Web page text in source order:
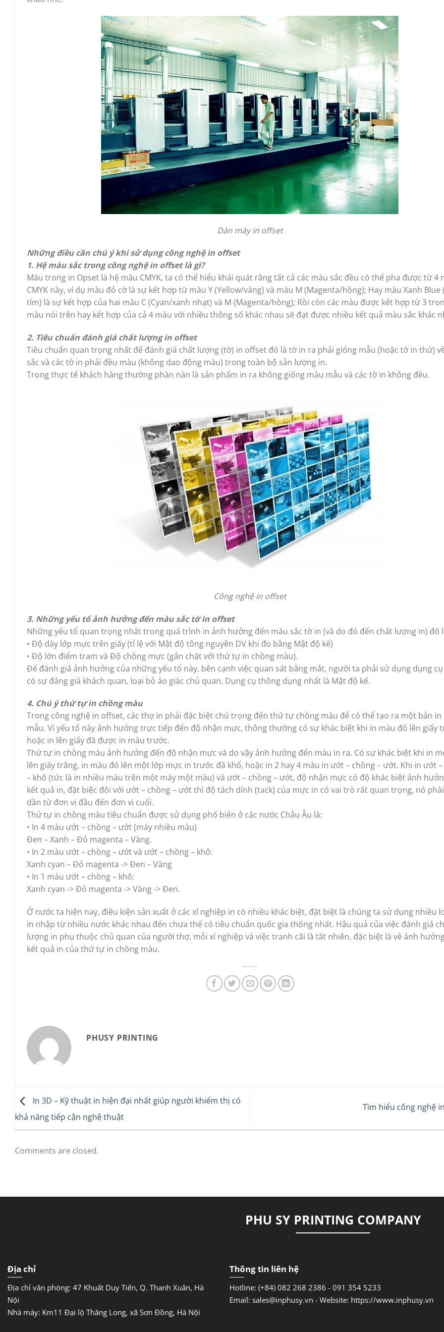
Dàn máy in offset
Những điều cần chú ý khi sử dụng công nghệ in offset
1. Hệ màu sắc trong công nghệ in offset là gì?
Màu trong in Opset là hệ màu CMYK, ta có thể hiểu khái quát rằng tất cả các màu sắc đều có thể pha được từ 4
CMYK này, ví dụ màu đỏ cờ là sự kết hợp từ màu Y (Yellow/vàng) và màu M (Magenta/hồng); Hay màu Xanh Blue
tím) là sự kết hợp của hai màu C (Cyan/xanh nhạt) và M (Magenta/hồng); Rồi còn các màu được kết hợp từ 3
màu nói trên hay kết hợp của cả 4 màu với nhiều thông số khác nhau sẽ đạt được nhiều kết quả màu sắc khác
2. Tiêu chuẩn đánh giá chất lượng in offset
Tiêu chuẩn quan trọng nhất để đánh giá chất lượng (tờ) in offset đó là tờ in ra phải giống mẫu (hoặc tờ in thử)
sắc và các tờ in phải đều màu (không dao động màu) trong toàn bộ sản lượng in.
Trong thực tế khách hàng thường phàn nàn là sản phẩm in ra không giống màu mẫu và các tờ in không đều.
Công nghệ in offset
3. Những yếu tố ảnh hưởng đến màu sắc tờ in offset
Những yếu tố quan trọng nhất trong quá trình in ảnh hưởng đến màu sắc tờ in (và do đó đến chất lượng in) đó
• Độ dày lớp mực trên giấy (tỉ lệ với Mật độ tông nguyên DV khi đo bằng Mật độ kế)
• Độ lớn điểm tram và Độ chồng mực (gắn chặt với thứ tự in chồng màu).
Để đánh giá ảnh hưởng của những yếu tố này, bên cạnh việc quan sát bằng mắt, người ta phải sử dụng dụng
có sự đáng giá khách quan, loại bỏ ảo giác chủ quan. Dụng cụ thông dụng nhất là Mật độ kế.
4. Chú ý thứ tự in chồng màu
Trong công nghệ in offset, các thợ in phải đặc biệt chú trọng đến thứ tự chồng màu để có thể tạo ra một bản in
mẫu. Vì yếu tố này ảnh hưởng trực tiếp đến độ nhận mực, thông thường có sự khác biệt khi in màu đó lên giấy
hoặc in lên giấy đã được in màu trước.
Thứ tự in chồng màu ảnh hưởng đến độ nhận mực và do vậy ảnh hưởng đến màu in ra. Có sự khác biệt khi in
lên giấy trắng, in màu đó lên một lớp mực in trước đã khổ, hoặc in 2 hay 4 màu in ướt – chồng – ướt. Khi in ướt
– khô (tức là in nhiều màu trên một máy một màu) và ướt – chồng – ướt, độ nhận mực có độ khác biệt ảnh
kết quả in, đặt biệc đôi với ướt – chồng – ướt thì độ tách dính (tack) của mực in có vai trò rất quan trọng, nó
dần từ đơn vị đầu đến đơn vị cuối.
Thứ tự in chồng màu tiêu chuẩn được sử dụng phố biến ở các nước Châu Âu là:
• In 4 màu ướt – chồng – ướt (máy nhiều màu)
Đen – Xanh – Đỏ magenta – Vàng.
• In 2 màu ướt – chồng – ướt và ướt – chồng – khô:
Xanh cyan – Đỏ magenta -> Đen – Vàng
• In 1 màu ướt – chồng – khô:
Xanh cyan -> Đỏ magenta -> Vàng -> Đen.
Ở nước ta hiện nay, điều kiện sản xuất ở các xí nghiệp in cò nhiều khác biệt, đặt biệt là chúng ta sử dụng nhiều
in nhập từ nhiều nước khác nhau đến chưa thể có tiêu chuẩn quốc gia thống nhất. Hậu quả của việc đánh giá
lượng in phụ thuộc chủ quan của người thợ, mỗi xí nghiệp và việc tranh cãi là tất nhiên, đặc biệt là về ảnh
kết quả in của thứ tự in chồng màu.
PHUSY PRINTING
In 3D – Kỹ thuật in hiện đại nhất giúp người khiếm thị có
khả năng tiếp cận nghệ thuật
Tìm hiểu công nghệ
Comments are closed.
PHU SY PRINTING COMPANY
Địa chỉ
Địa chỉ văn phòng: 47 Khuất Duy Tiến, Q. Thanh Xuân, Hà
Nội
Nhà máy: Km11 Đại lộ Thăng Long, xã Sơn Đồng, Hà Nội
Thông tin liên hệ
Hotline: (+84) 082 268 2386 - 091 354 5233
Email: sales@inphusy.vn - Website: https://www.inphusy.vn